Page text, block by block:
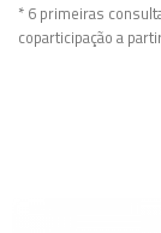
* 6 primeiras
coparticipação a